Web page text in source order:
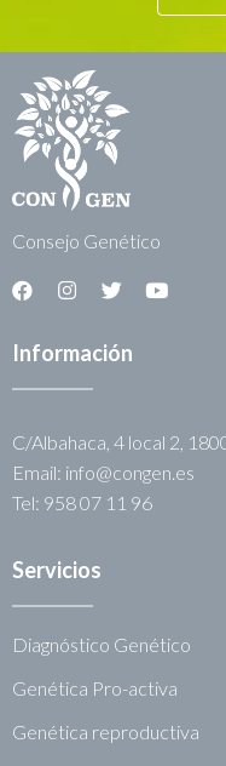
Consejo Genético
Información
C/Albahaca, 4 local 2,
Email: info@congen.es
Tel: 958 07 11 96
Servicios
Diagnóstico Genético
Genética Pro-activa
Genética reproductiva